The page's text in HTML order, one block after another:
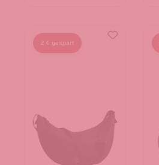
2 € gespart